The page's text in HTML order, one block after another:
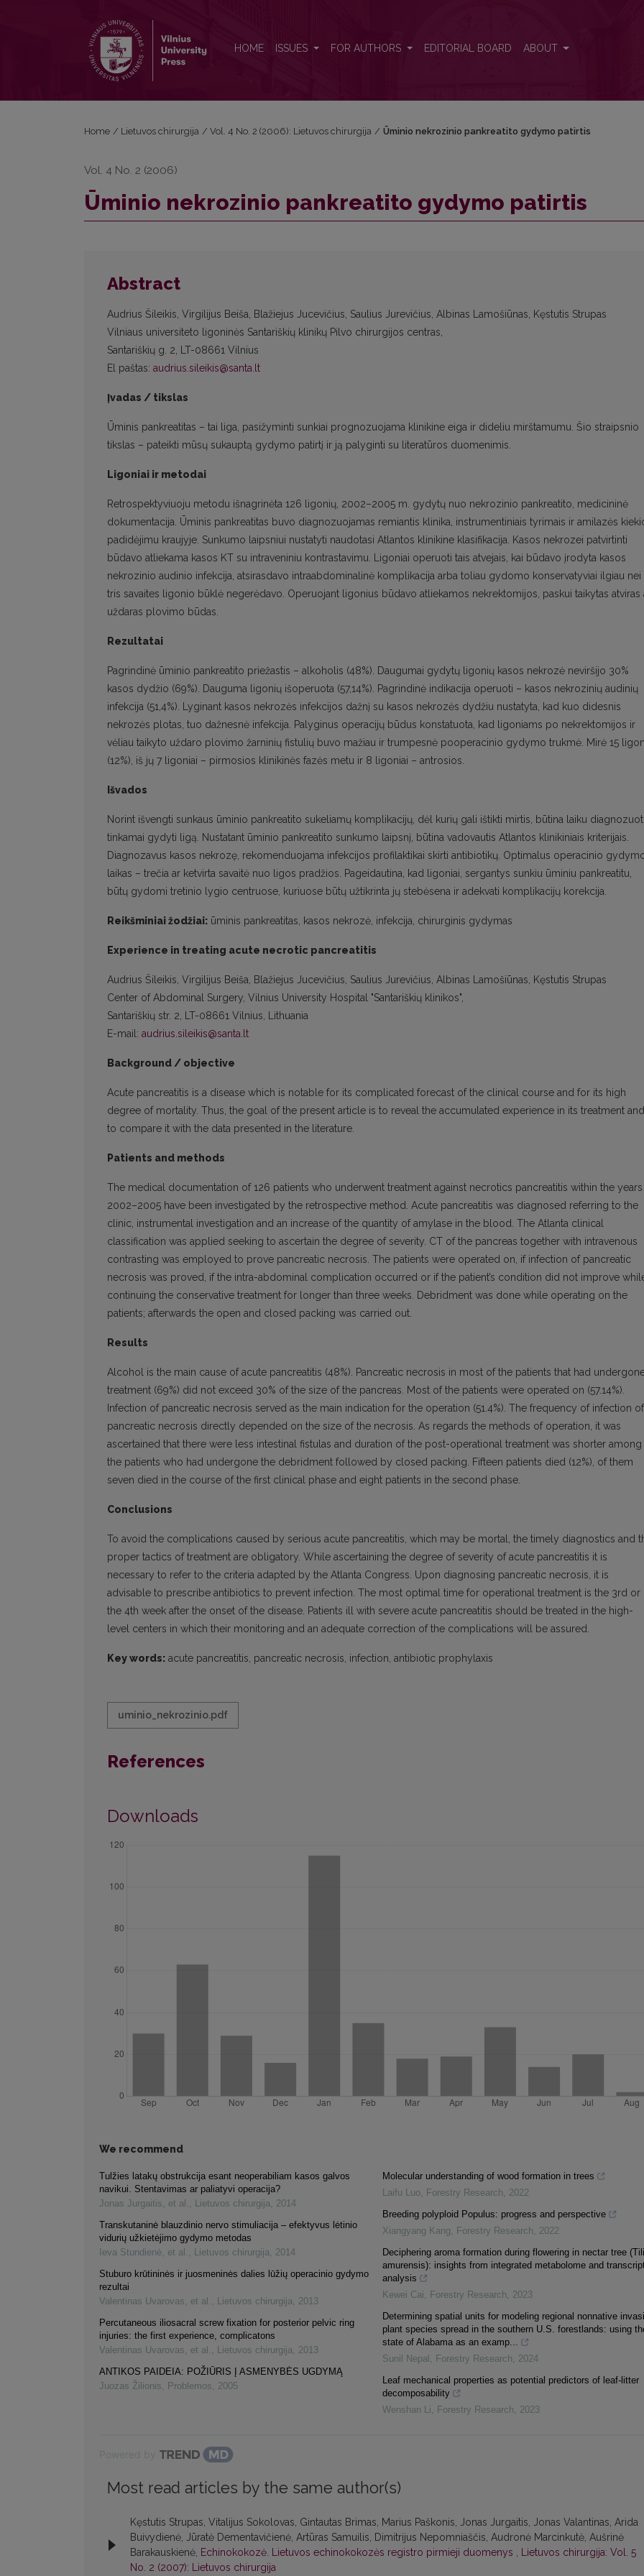
HOME ISSUES FOR AUTHORS EDITORIAL BOARD ABOUT
Home / Lietuvos chirurgija / Vol. 4 No. 2 (2006): Lietuvos chirurgija / Ūminio nekrozinio pankreatito gydymo patirtis
Vol. 4 No. 2 (2006)
Ūminio nekrozinio pankreatito gydymo patirtis
Abstract
Audrius Šileikis, Virgilijus Beiša, Blažiejus Jucevičius, Saulius Jurevičius, Albinas Lamošiūnas, Kęstutis Strupas
Vilniaus universiteto ligoninės Santariškių klinikų Pilvo chirurgijos centras,
Santariškių g. 2, LT-08661 Vilnius
El paštas: audrius.sileikis@santa.lt
Įvadas / tikslas
Ūminis pankreatitas – tai liga, pasižyminti sunkiai prognozuojama klinikine eiga ir dideliu mirštamumu. Šio straipsnio
tikslas – pateikti mūsų sukauptą gydymo patirtį ir ją palyginti su literatūros duomenimis.
Ligoniai ir metodai
Retrospektyviuoju metodu išnagrinėta 126 ligonių, 2002–2005 m. gydytų nuo nekrozinio pankreatito, medicininė
dokumentacija. Ūminis pankreatitas buvo diagnozuojamas remiantis klinika, instrumentiniais tyrimais ir amilazės
padidėjimu kraujyje. Sunkumo laipsniui nustatyti naudotasi Atlantos klinikine klasifikacija. Kasos nekrozei patvirtinti
būdavo atliekama kasos KT su intraveniniu kontrastavimu. Ligoniai operuoti tais atvejais, kai būdavo įrodyta kasos
nekrozinio audinio infekcija, atsirasdavo intraabdominalinė komplikacija arba toliau gydomo konservatyviai ilgiau nei
tris savaites ligonio būklė negerėdavo. Operuojant ligonius būdavo atliekamos nekrektomijos, paskui taikytas atviras
uždaras plovimo būdas.
Rezultatai
Pagrindinė ūminio pankreatito priežastis – alkoholis (48%). Daugumai gydytų ligonių kasos nekrozė neviršijo 30%
kasos dydžio (69%). Dauguma ligonių išoperuota (57,14%). Pagrindinė indikacija operuoti – kasos nekrozinių audinių
infekcija (51,4%). Lyginant kasos nekrozės infekcijos dažnį su kasos nekrozės dydžiu nustatyta, kad kuo didesnis
nekrozės plotas, tuo dažnesnė infekcija. Palyginus operacijų būdus konstatuota, kad ligoniams po nekrektomijos ir
vėliau taikyto uždaro plovimo žarninių fistulių buvo mažiau ir trumpesnė pooperacinio gydymo trukmė. Mirė 15
(12%), iš jų 7 ligoniai – pirmosios klinikinės fazės metu ir 8 ligoniai – antrosios.
Išvados
Norint išvengti sunkaus ūminio pankreatito sukeliamų komplikacijų, dėl kurių gali ištikti mirtis, būtina laiku
tinkamai gydyti ligą. Nustatant ūminio pankreatito sunkumo laipsnį, būtina vadovautis Atlantos klinikiniais kriterijais.
Diagnozavus kasos nekrozę, rekomenduojama infekcijos profilaktikai skirti antibiotikų. Optimalus operacinio
laikas – trečia ar ketvirta savaitė nuo ligos pradžios. Pageidautina, kad ligoniai, sergantys sunkiu ūminiu pankreatitu,
būtų gydomi tretinio lygio centruose, kuriuose būtų užtikrinta jų stebėsena ir adekvati komplikacijų korekcija.
Reikšminiai žodžiai: ūminis pankreatitas, kasos nekrozė, infekcija, chirurginis gydymas
Experience in treating acute necrotic pancreatitis
Audrius Šileikis, Virgilijus Beiša, Blažiejus Jucevičius, Saulius Jurevičius, Albinas Lamošiūnas, Kęstutis Strupas
Center of Abdominal Surgery, Vilnius University Hospital "Santariškių klinikos",
Santariškių str. 2, LT-08661 Vilnius, Lithuania
E-mail: audrius.sileikis@santa.lt
Background / objective
Acute pancreatitis is a disease which is notable for its complicated forecast of the clinical course and for its high
degree of mortality. Thus, the goal of the present article is to reveal the accumulated experience in its treatment and
to compare it with the data presented in the literature.
Patients and methods
The medical documentation of 126 patients who underwent treatment against necrotics pancreatitis within the years
2002–2005 have been investigated by the retrospective method. Acute pancreatitis was diagnosed referring to the
clinic, instrumental investigation and an increase of the quantity of amylase in the blood. The Atlanta clinical
classification was applied seeking to ascertain the degree of severity. CT of the pancreas together with intravenous
contrasting was employed to prove pancreatic necrosis. The patients were operated on, if infection of pancreatic
necrosis was proved, if the intra-abdominal complication occurred or if the patient’s condition did not improve
continuing the conservative treatment for longer than three weeks. Debridment was done while operating on the
patients; afterwards the open and closed packing was carried out.
Results
Alcohol is the main cause of acute pancreatitis (48%). Pancreatic necrosis in most of the patients that had
treatment (69%) did not exceed 30% of the size of the pancreas. Most of the patients were operated on (57.14%).
Infection of pancreatic necrosis served as the main indication for the operation (51.4%). The frequency of infection of
pancreatic necrosis directly depended on the size of the necrosis. As regards the methods of operation, it was
ascertained that there were less intestinal fistulas and duration of the post-operational treatment was shorter among
the patients who had undergone the debridment followed by closed packing. Fifteen patients died (12%), of them
seven died in the course of the first clinical phase and eight patients in the second phase.
Conclusions
To avoid the complications caused by serious acute pancreatitis, which may be mortal, the timely diagnostics and
proper tactics of treatment are obligatory. While ascertaining the degree of severity of acute pancreatitis it is
necessary to refer to the criteria adapted by the Atlanta Congress. Upon diagnosing pancreatic necrosis, it is
advisable to prescribe antibiotics to prevent infection. The most optimal time for operational treatment is the 3rd or
the 4th week after the onset of the disease. Patients ill with severe acute pancreatitis should be treated in the high-
level centers in which their monitoring and an adequate correction of the complications will be assured.
Key words: acute pancreatitis, pancreatic necrosis, infection, antibiotic prophylaxis
uminio_nekrozinio.pdf
References
Downloads
We recommend
Tulžies latakų obstrukcija esant neoperabiliam kasos galvos
navikui. Stentavimas ar paliatyvi operacija?
Jonas Jurgaitis, et al. , Lietuvos chirurgija, 2014
Transkutaninė blauzdinio nervo stimuliacija – efektyvus lėtinio
vidurių užkietėjimo gydymo metodas
Ieva Stundienė, et al. , Lietuvos chirurgija, 2014
Stuburo krūtininės ir juosmeninės dalies lūžių operacinio gydymo
rezultai
Valentinas Uvarovas, et al. , Lietuvos chirurgija, 2013
Percutaneous iliosacral screw fixation for posterior pelvic ring
injuries: the first experience, complicatons
Valentinas Uvarovas, et al. , Lietuvos chirurgija, 2013
ANTIKOS PAIDEIA: POŽIŪRIS Į ASMENYBĖS UGDYMĄ
Juozas Žilionis, Problemos, 2005
Molecular understanding of wood formation in trees
Laifu Luo, Forestry Research, 2022
Breeding polyploid Populus: progress and perspective
Xiangyang Kang, Forestry Research, 2022
Deciphering aroma formation during flowering in nectar tree
amurensis): insights from integrated metabolome and
analysis
Kewei Cai, Forestry Research, 2023
Determining spatial units for modeling regional nonnative
plant species spread in the southern U.S. forestlands: using
state of Alabama as an examp...
Sunil Nepal , Forestry Research, 2024
Leaf mechanical properties as potential predictors of leaf-litter
decomposability
Wenshan Li, Forestry Research, 2023
Most read articles by the same author(s)
Kęstutis Strupas, Vitalijus Sokolovas, Gintautas Brimas, Marius Paškonis, Jonas Jurgaitis, Jonas Valantinas, Arida
Buivydienė, Jūratė Dementavičienė, Artūras Samuilis, Dimitrijus Nepomniaščis, Audronė Marcinkutė, Aušrinė
Barakauskienė, Echinokokozė. Lietuvos echinokokozės registro pirmieji duomenys , Lietuvos chirurgija: Vol. 5
No. 2 (2007): Lietuvos chirurgija